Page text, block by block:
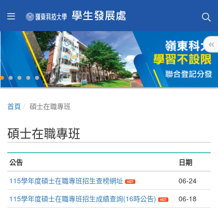
首頁 碩士在職專班
碩士在職專班
公告
日期
115學年度碩士在職專班招生查榜網址
06-24
115學年度碩士在職專班招生成績查詢(16時公告)
06-18